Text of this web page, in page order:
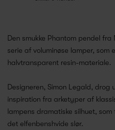
Den smukke Phantom pendel
serie af voluminøse lamper, som
halvtransparent resin-materiale.
Designeren, Simon Legald, drog
inspiration fra arketyper af
lampens dramatiske silhuet,
det elfenbenshvide slør.